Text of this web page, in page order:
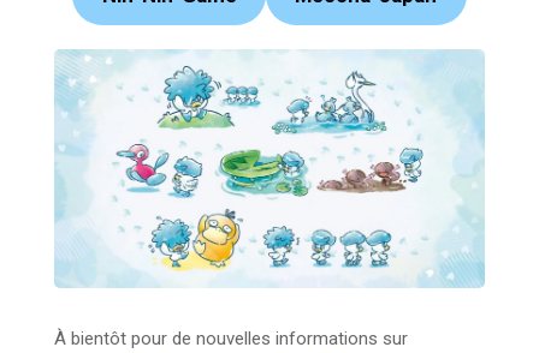
À bientôt pour de nouvelles informations sur